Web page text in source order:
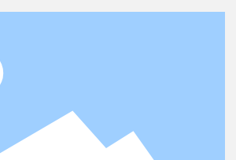
Глиняный сальник